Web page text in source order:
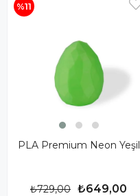
PLA Premium Neon Yeşil
₺649,00
₺729,00
%11